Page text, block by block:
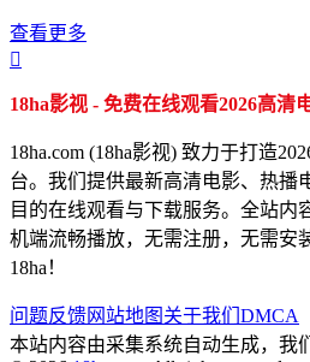
查看更多

18ha影视 - 免费在线观看2026高清
18ha.com (18ha影视) 致力于打造
台。我们提供最新高清电影、热播
目的在线观看与下载服务。全站内
机端流畅播放，无需注册，无需安
18ha！
问题反馈网站地图 关于我们 DMCA
本站内容由采集系统自动生成，我